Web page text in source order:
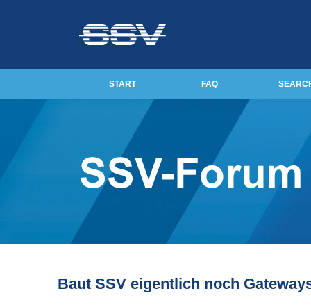
START FAQ
Baut SSV eigentlich noch